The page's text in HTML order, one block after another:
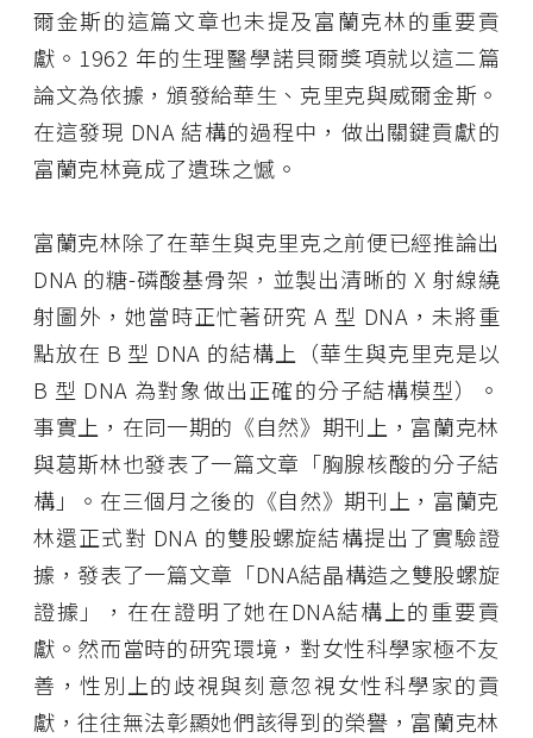
爾金斯的這篇文章也未提及富蘭克林的重要貢
獻。1962 年的生理醫學諾貝爾獎項就以這二篇
論文為依據，頒發給華生、克里克與威爾金斯。
在這發現 DNA 結構的過程中，做出關鍵貢獻的
富蘭克林竟成了遺珠之憾。
富蘭克林除了在華生與克里克之前便已經推論出
DNA 的糖-磷酸基骨架，並製出清晰的 X 射線繞
射圖外，她當時正忙著研究 A 型 DNA，未將重
點放在 B 型 DNA 的結構上（華生與克里克是以
B 型 DNA 為對象做出正確的分子結構模型）。
事實上，在同一期的《自然》期刊上，富蘭克林
與葛斯林也發表了一篇文章「胸腺核酸的分子結
構」。在三個月之後的《自然》期刊上，富蘭克
林還正式對 DNA 的雙股螺旋結構提出了實驗證
據，發表了一篇文章「DNA結晶構造之雙股螺旋
證據」，在在證明了她在DNA結構上的重要貢
獻。然而當時的研究環境，對女性科學家極不友
善，性別上的歧視與刻意忽視女性科學家的貢
獻，往往無法彰顯她們該得到的榮譽，富蘭克林